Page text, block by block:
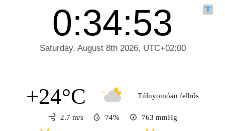
+24°C Túlnyomóan felhős
2.7 m/s 74% 763 mmHg